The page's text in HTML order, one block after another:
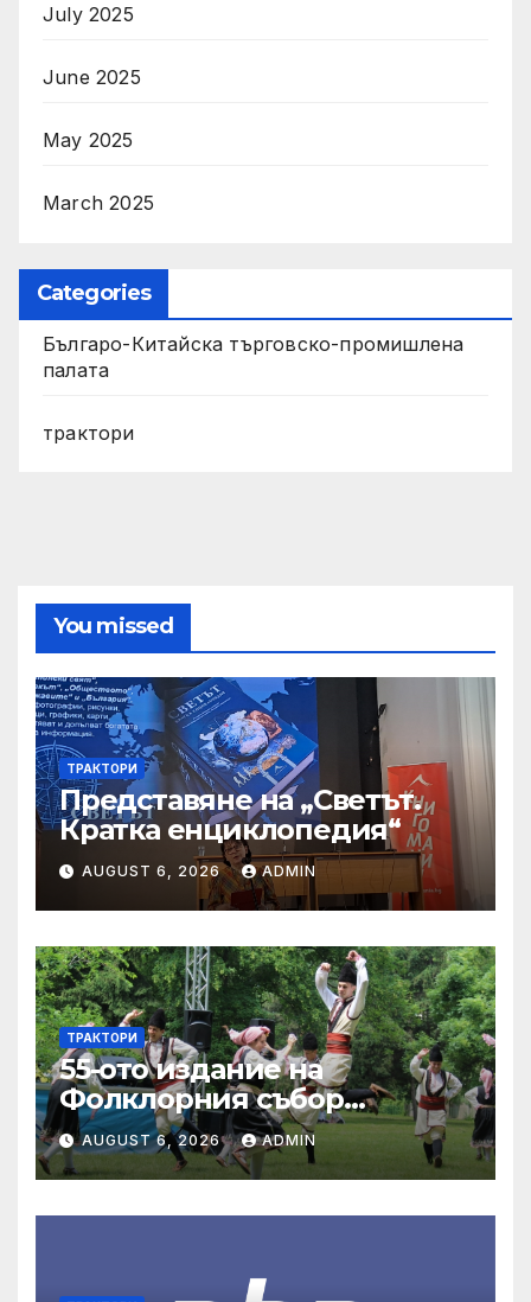
July 2025
June 2025
May 2025
March 2025
Categories
Българо-Китайска търговско-промишлена
палата
трактори
You missed
ТРАКТОРИ
Представяне на „Светът.
Кратка енциклопедия“
AUGUST 6, 2026 ADMIN
ТРАКТОРИ
55-ото издание на
Фолклорния събор
„Златната гъдулка“ ще се
проведе на 8 юни в Парка
на младежта
AUGUST 6, 2026 ADMIN